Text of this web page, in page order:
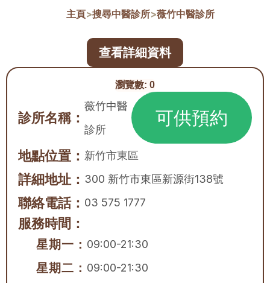
主頁>搜尋中醫診所>薇竹中醫診所
瀏覽數: 0
診所名稱：
薇竹中醫
診所
可供預約
地點位置： 新竹市東區
詳細地址： 300 新竹市東區新源街138號
聯絡電話： 03 575 1777
服務時間：
星期一： 09:00-21:30
星期二： 09:00-21:30
查看詳細資料